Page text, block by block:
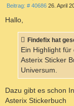
Beitrag: # 40686B
r
a
26. April
Hallo,
Findefix hat
Ein Highlight
Asterix Sticker
Universum.
Dazu gibt es schon
Asterix Stickerbuch